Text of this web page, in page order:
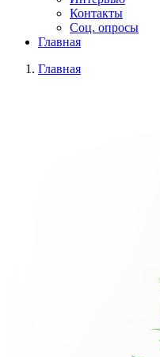
Контакты
Соц. опросы
Главная
Главная